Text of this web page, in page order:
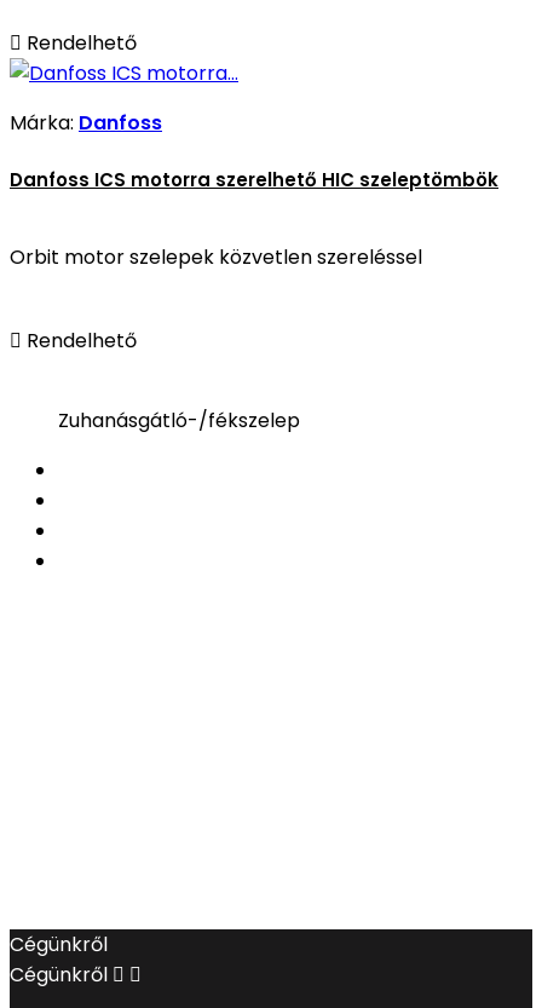
 Rendelhető
Márka: Danfoss
Danfoss ICS motorra szerelhető HIC szeleptömbök
Orbit motor szelepek közvetlen szereléssel
 Rendelhető
Zuhanásgátló-/fékszelep
Cégünkről
Cégünkről  